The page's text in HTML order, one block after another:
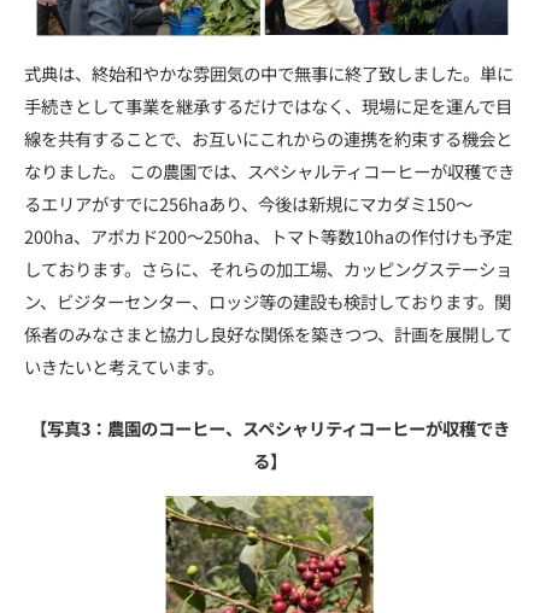
式典は、終始和やかな雰囲気の中で無事に終了致しました。単に
手続きとして事業を継承するだけではなく、現場に足を運んで目
線を共有することで、お互いにこれからの連携を約束する機会と
なりました。 この農園では、スペシャルティコーヒーが収穫でき
るエリアがすでに256haあり、今後は新規にマカダミ150～
200ha、アボカド200～250ha、トマト等数10haの作付けも予定
しております。さらに、それらの加工場、カッピングステーショ
ン、ビジターセンター、ロッジ等の建設も検討しております。関
係者のみなさまと協力し良好な関係を築きつつ、計画を展開して
いきたいと考えています。
【写真3：農園のコーヒー、スペシャリティコーヒーが収穫でき
る】